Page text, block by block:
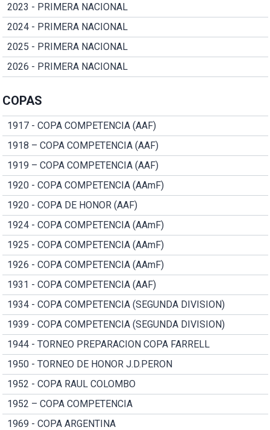
2023 - PRIMERA NACIONAL
2024 - PRIMERA NACIONAL
2025 - PRIMERA NACIONAL
2026 - PRIMERA NACIONAL
COPAS
1917 - COPA COMPETENCIA (AAF)
1918 – COPA COMPETENCIA (AAF)
1919 – COPA COMPETENCIA (AAF)
1920 - COPA COMPETENCIA (AAmF)
1920 - COPA DE HONOR (AAF)
1924 - COPA COMPETENCIA (AAmF)
1925 - COPA COMPETENCIA (AAmF)
1926 - COPA COMPETENCIA (AAmF)
1931 - COPA COMPETENCIA (AAF)
1934 - COPA COMPETENCIA (SEGUNDA DIVISION)
1939 - COPA COMPETENCIA (SEGUNDA DIVISION)
1944 - TORNEO PREPARACION COPA FARRELL
1950 - TORNEO DE HONOR J.D.PERON
1952 - COPA RAUL COLOMBO
1952 – COPA COMPETENCIA
1969 - COPA ARGENTINA